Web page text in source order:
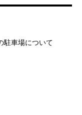
駐車場について